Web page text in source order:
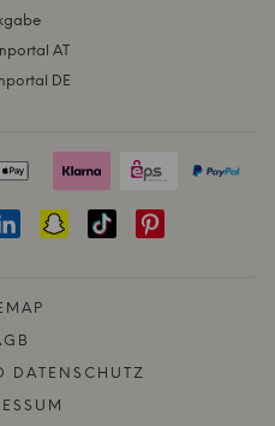
AT
DE
DATENSCHUTZ